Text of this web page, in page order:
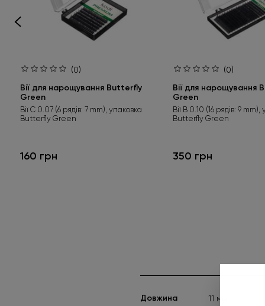
(0)
Вії для нарощування Butterfly
Green
Вії C 0.07 (6 рядів: 7 mm), упаковка
Butterfly Green
160 грн
(0)
Вії для нарощування
Green
Вії B 0.10 (16 рядів: 9 mm),
Butterfly Green
350 грн
Довжина 11 мм